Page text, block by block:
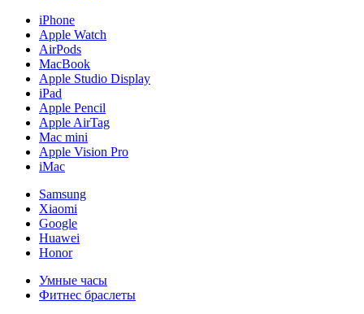
iPhone
Apple Watch
AirPods
MacBook
Apple Studio Display
iPad
Apple Pencil
Apple AirTag
Mac mini
Apple Vision Pro
iMac
Samsung
Xiaomi
Google
Huawei
Honor
Умные часы
Фитнес браслеты